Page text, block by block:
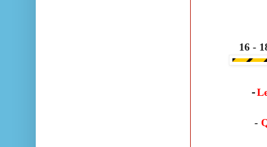
16 -
-
-